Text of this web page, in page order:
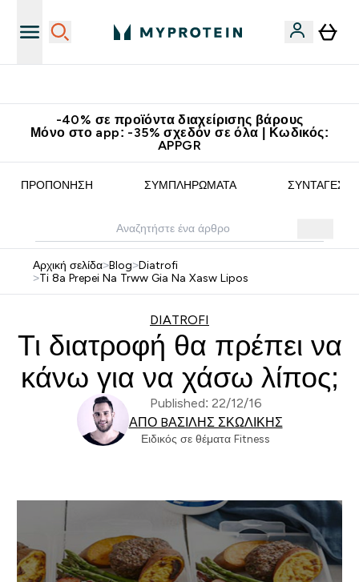
-40% σε προϊόντα διαχείρισης βάρους
Μόνο στο app: -35% σχεδόν σε όλα | Κωδικός:
APPGR
ΠΡΟΠΌΝΗΣΗ ΣΥΜΠΛΗΡΏΜΑΤΑ ΣΥΝΤΑΓΈΣ
Αρχική σελίδα>Blog>Diatrofi
>Ti 8a Prepei Na Trww Gia Na Xasw Lipos
DIATROFI
Τι διατροφή θα πρέπει να
κάνω για να χάσω λίπος;
Published: 22/12/16
ΑΠΌ BΑΣΊΛΗΣ ΣΚΩΛΊΚΗΣ
Ειδικός σε θέματα Fitness